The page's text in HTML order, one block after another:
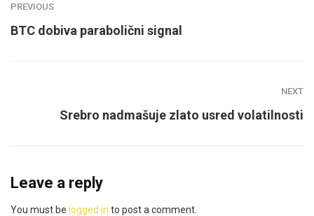
PREVIOUS
BTC dobiva parabolični signal
NEXT
Srebro nadmašuje zlato usred volatilnosti
Leave a reply
You must be logged in to post a comment.